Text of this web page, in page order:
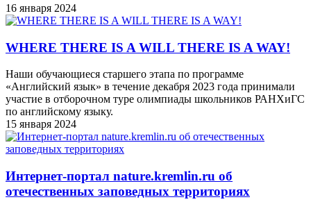
16 января 2024
WHERE THERE IS A WILL THERE IS A WAY!
Наши обучающиеся старшего этапа по программе
«Английский язык» в течение декабря 2023 года принимали
участие в отборочном туре олимпиады школьников РАНХиГС
по английскому языку.
15 января 2024
Интернет-портал nature.kremlin.ru об
отечественных заповедных территориях